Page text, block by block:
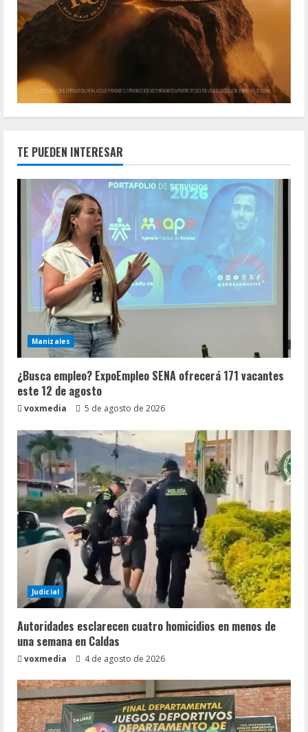
TE PUEDEN INTERESAR
Manizales
¿Busca empleo? ExpoEmpleo SENA ofrecerá 171 vacantes
este 12 de agosto
voxmedia 5 de agosto de 2026
Judicial
Autoridades esclarecen cuatro homicidios en menos de
una semana en Caldas
voxmedia 4 de agosto de 2026